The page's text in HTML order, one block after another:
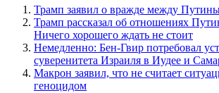
Трамп заявил о вражде между
Трамп рассказал об отношениях
Ничего хорошего ждать не стоит
Немедленно: Бен-Гвир потребовал
суверенитета Израиля в Иудее и
Макрон заявил, что не считает
геноцидом